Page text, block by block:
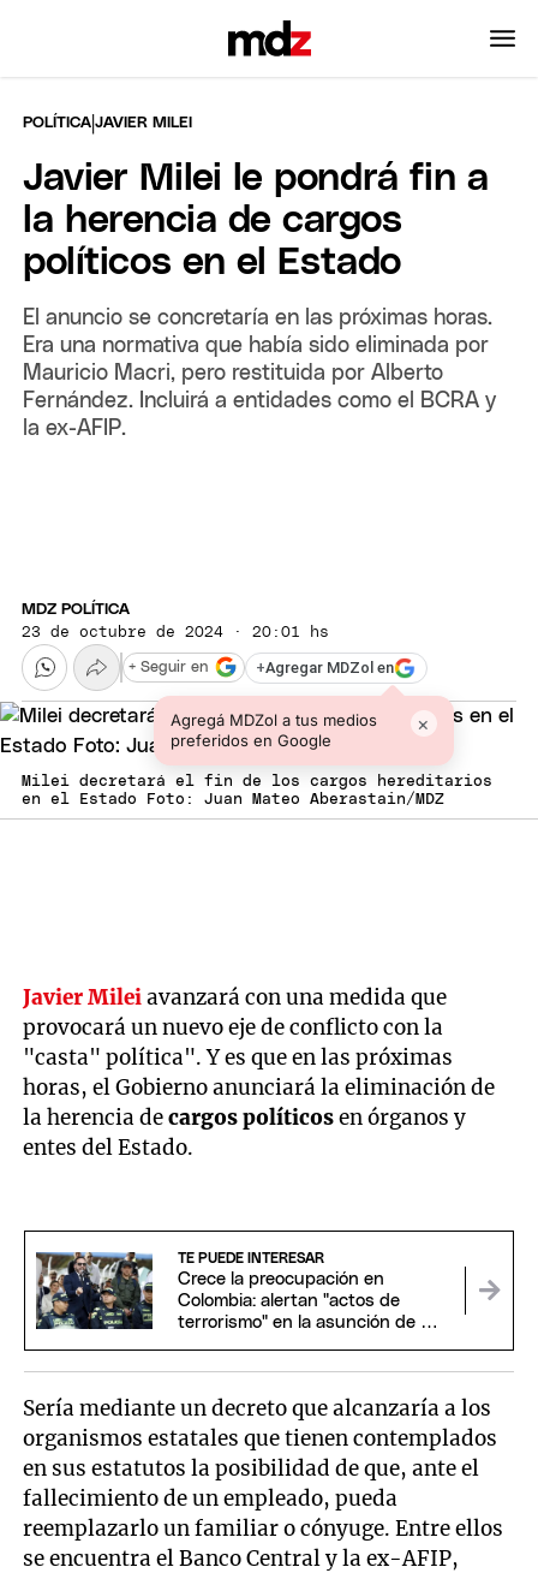
POLÍTICA |JAVIER MILEI
Javier Milei le pondrá fin a
la herencia de cargos
políticos en el Estado
El anuncio se concretaría en las próximas horas.
Era una normativa que había sido eliminada por
Mauricio Macri, pero restituida por Alberto
Fernández. Incluirá a entidades como el BCRA y
la ex-AFIP.
MDZ POLÍTICA
23 de octubre de 2024 · 20:01 hs
+Agregar MDZol en
Agregá MDZol a tus medios
preferidos en Google
×
+ Seguir en
Milei decretará el fin de los cargos hereditarios
en el Estado Foto: Juan Mateo Aberastain/MDZ
Javier Mileiavanzará con una medida que
provocará un nuevo eje de conflicto con la
"casta" política". Y es que en las próximas
horas, el Gobierno anunciará la eliminación de
la herencia decargos políticosen órganos y
entes del Estado.
TE PUEDE INTERESAR
Crece la preocupación en
Colombia: alertan "actos de
terrorismo" en la asunción de De
Sería mediante un decreto que alcanzaría a los
organismos estatales que tienen contemplados
en sus estatutos la posibilidad de que, ante el
fallecimiento de un empleado, pueda
reemplazarlo un familiar o cónyuge. Entre ellos
se encuentra el Banco Central y la ex-AFIP,